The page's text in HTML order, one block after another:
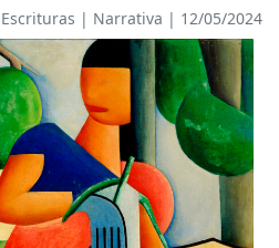
Escrituras | Narrativa | 12/05/2024